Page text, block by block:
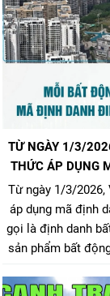
TỪ NGÀY 1/3/
THỨC ÁP DỤNG
Từ ngày 1/3/
áp dụng mã định
gọi là định danh
sản phẩm bất
31/12/2025, hiệu